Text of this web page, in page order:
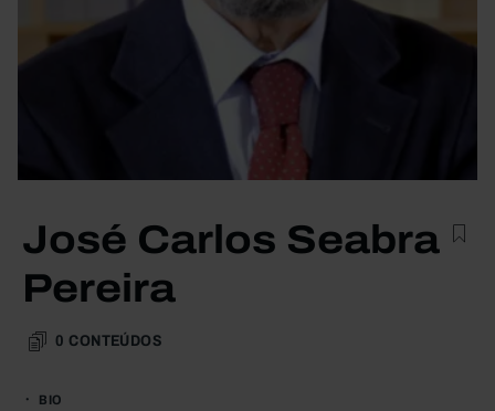
José Carlos Seabra
Pereira
0 CONTEÚDOS
BIO